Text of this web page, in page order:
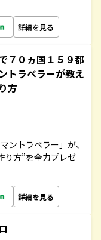
詳細を見る
７０ヵ国１５９都
トラベラーが教え
方
ントラベラー」が、
り方”を全力プレゼ
詳細を見る